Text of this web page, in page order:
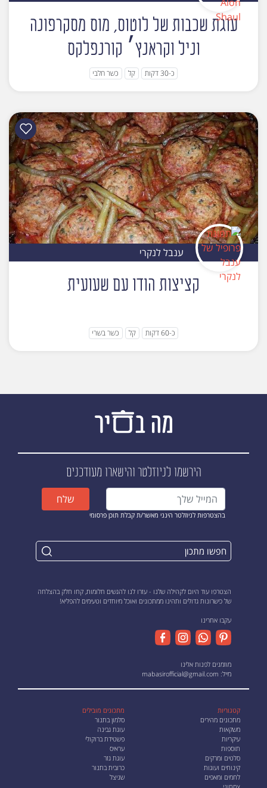
עוגת שכבות של לוטוס, מוס מסקרפונה
וניל וקראנץ׳ קורנפלקס
כ-30 דקות קל כשר חלבי
ענבל לנקרי
קציצות הודו עם שעועית
כ-60 דקות קל כשר בשרי
הירשמו לניוזלטרוהישארו מעודכנים
בהצטרפות לניוזלטר הינני מאשר/ת קבלת תוכן פרסומי
שלח
הצטרפו עוד היום לקהילה שלנו - עזרו לנו להגשים חלומות, קחו חלק בהצלחה
של כישרונות גדולים ותהינו ממתכונים ואוכל מיוחדים וטעימים להפליא!
עקבו אחרינו
מוזמנים לפנות אלינו
מייל: mabasirofficial@gmail.com
קטגוריות
מתכונים מהירים
משקאות
עיקריות
תוספות
סלטים ומרקים
קינוחים ועוגות
לחמים ומאפים
מתכונים מובילים
סלמון בתנור
עוגת גבינה
פשטידת ברוקולי
עראיס
עוגת גזר
כרובית בתנור
שניצל